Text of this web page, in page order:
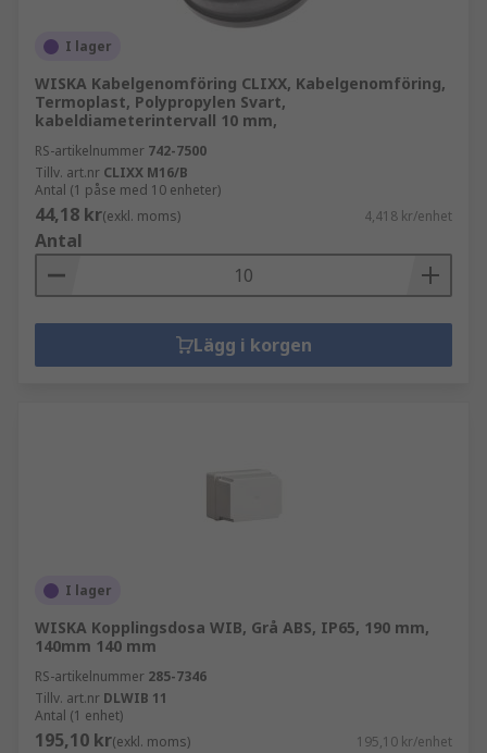
I lager
WISKA Kabelgenomföring CLIXX, Kabelgenomföring,
Termoplast, Polypropylen Svart,
kabeldiameterintervall 10 mm,
RS-artikelnummer 742-7500
Tillv. art.nr CLIXX M16/B
Antal (1 påse med 10 enheter)
44,18 kr(exkl. moms) 4,418 kr/enhet
Antal
Lägg i korgen
I lager
WISKA Kopplingsdosa WIB, Grå ABS, IP65, 190 mm,
140mm 140 mm
RS-artikelnummer 285-7346
Tillv. art.nr DLWIB 11
Antal (1 enhet)
195,10 kr(exkl. moms) 195,10 kr/enhet